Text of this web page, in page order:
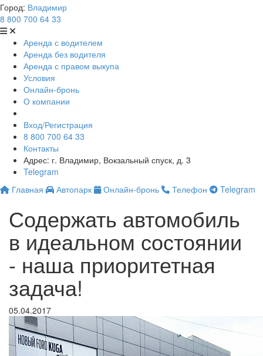
Город: Владимир
8 800 700 64 33
Аренда с водителем
Аренда без водителя
Аренда с правом выкупа
Условия
Онлайн-бронь
О компании
Вход/Регистрация
8 800 700 64 33
Контакты
Адрес: г. Владимир, Вокзальный спуск, д. 3
Telegram
Главная
Автопарк Онлайн-бронь Телефон Telegram
Содержать автомобиль
в идеальном состоянии
- наша приоритетная
задача!
05.04.2017